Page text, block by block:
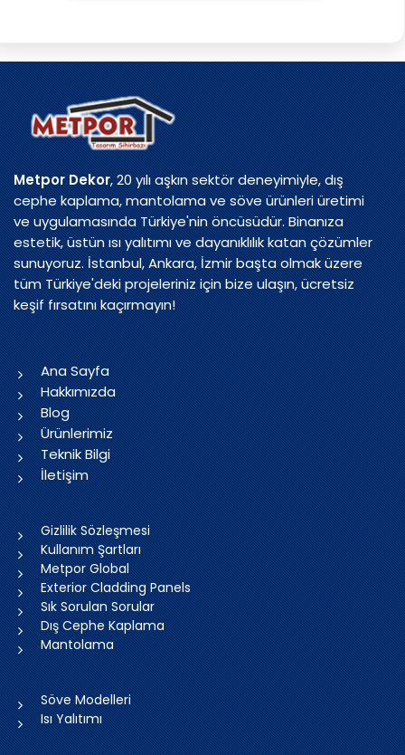
Metpor Dekor, 20 yılı aşkın sektör deneyimiyle, dış
cephe kaplama, mantolama ve söve ürünleri üretimi
ve uygulamasında Türkiye'nin öncüsüdür. Binanıza
estetik, üstün ısı yalıtımı ve dayanıklılık katan çözümler
sunuyoruz. İstanbul, Ankara, İzmir başta olmak üzere
tüm Türkiye'deki projeleriniz için bize ulaşın, ücretsiz
keşif fırsatını kaçırmayın!
Ana Sayfa
Hakkımızda
Blog
Ürünlerimiz
Teknik Bilgi
İletişim
Gizlilik Sözleşmesi
Kullanım Şartları
Metpor Global
Exterior Cladding Panels
Sık Sorulan Sorular
Dış Cephe Kaplama
Mantolama
Söve Modelleri
Isı Yalıtımı